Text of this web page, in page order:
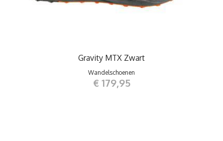
Gravity MTX Zwart
Wandelschoenen
€ 179,95